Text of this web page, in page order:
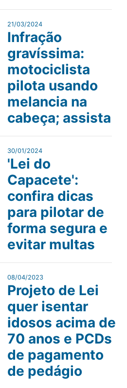
21/03/2024
Infração
gravíssima:
motociclista
pilota usando
melancia na
cabeça; assista
30/01/2024
'Lei do
Capacete':
confira dicas
para pilotar de
forma segura e
evitar multas
08/04/2023
Projeto de Lei
quer isentar
idosos acima de
70 anos e PCDs
de pagamento
de pedágio